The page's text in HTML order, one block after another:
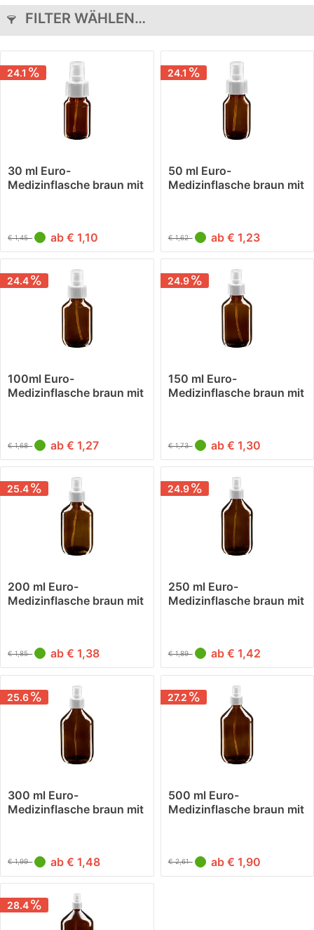
FILTER WÄHLEN…
24.1
30 ml Euro-
Medizinflasche braun mit
€ 1,45 ab € 1,10
24.1
50 ml Euro-
Medizinflasche braun mit
€ 1,62 ab € 1,23
24.4
100ml Euro-
Medizinflasche braun mit
€ 1,68 ab € 1,27
24.9
150 ml Euro-
Medizinflasche braun mit
€ 1,73 ab € 1,30
25.4
200 ml Euro-
Medizinflasche braun mit
€ 1,85 ab € 1,38
24.9
250 ml Euro-
Medizinflasche braun mit
€ 1,89 ab € 1,42
25.6
300 ml Euro-
Medizinflasche braun mit
€ 1,99 ab € 1,48
27.2
500 ml Euro-
Medizinflasche braun mit
€ 2,61 ab € 1,90
28.4